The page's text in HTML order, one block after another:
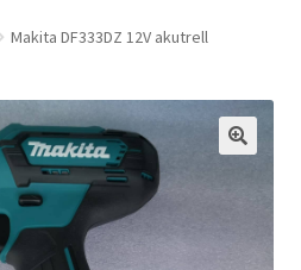
Makita DF333DZ 12V akutrell